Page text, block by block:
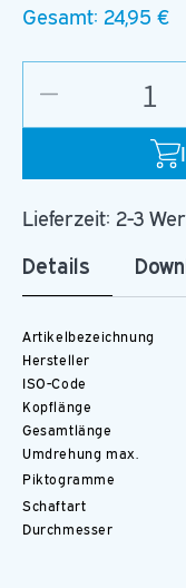
Gesamt: 24,95 €
die
für
Lieferzeit: 2-3
Details
Artikelbezeichnung
Hersteller
ISO-Code
Kopflänge
Gesamtlänge
Umdrehung max.
Piktogramme
Schaftart
Durchmesser